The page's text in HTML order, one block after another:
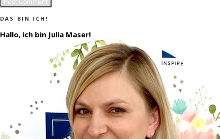
DAS BIN ICH!
Hallo, ich bin Julia Maser!